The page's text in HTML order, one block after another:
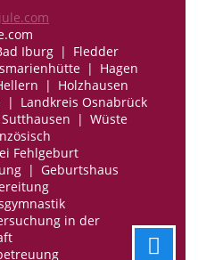
Iburg
Fledder
Hagen
Holzhausen
Landkreis Osnabrück
Sutthausen
Wüste
Fehlgeburt
Geburtshaus
in der